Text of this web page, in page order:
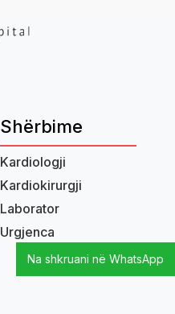
Shërbime
Kardiologji
Kardiokirurgji
Laborator
Urgjenca
Na shkruani në WhatsApp